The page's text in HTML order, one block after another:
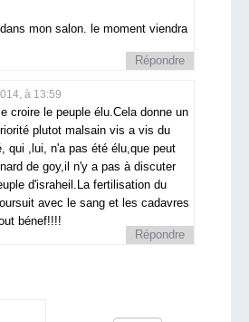
mon salon. le moment viendra
Répondre
à 13:59
croire le peuple élu.Cela donne un
plutot malsain vis a vis du
qui ,lui, n'a pas été élu,que peut
de goy,il n'y a pas à discuter
d'israheil.La fertilisation du
avec le sang et les cadavres
bénef!!!!
Répondre